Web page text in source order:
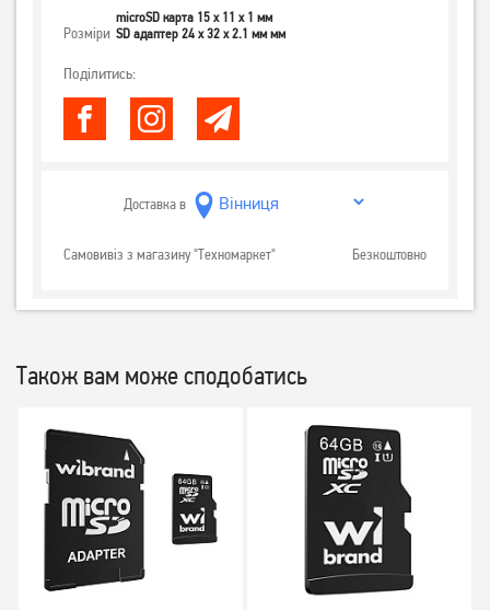
Розміри
microSD карта 15 x 11 x 1 мм
SD адаптер 24 x 32 x 2.1 мм мм
Поділитись:
Доставка в
Самовивіз з магазину "Техномаркет" Безкоштовно
Також вам може сподобатись